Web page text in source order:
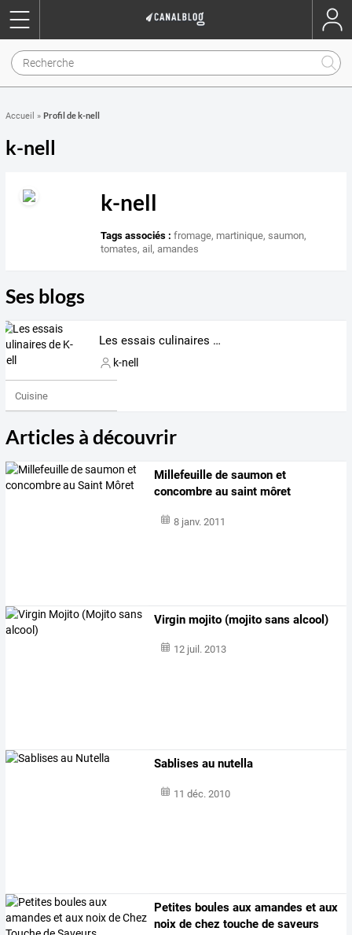
Accueil » Profil de k-nell
k-nell
k-nell
Tags associés : fromage, martinique,saumon,
tomates,ail,amandes
Ses blogs
Les essais culinaires de K-nell
k-nell
Cuisine
Articles à découvrir
Millefeuille de saumon et
concombre au saint môret
8 janv. 2011
Virgin mojito (mojito sans alcool)
12 juil. 2013
Sablises au nutella
11 déc. 2010
Petites boules aux amandes et aux
noix de chez touche de saveurs